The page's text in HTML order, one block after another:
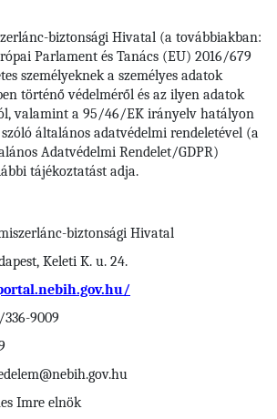
biztonsági Hivatal (a továbbiakban:
Parlament és Tanács (EU) 2016/679
személyeknek a személyes adatok
történő védelméről és az ilyen adatok
valamint a 95/46/EK irányelv hatályon
általános adatvédelmi rendeletével (a
Adatvédelmi Rendelet/GDPR)
tájékoztatást adja.
biztonsági Hivatal
Keleti K. u. 24.
9009
Imre elnök